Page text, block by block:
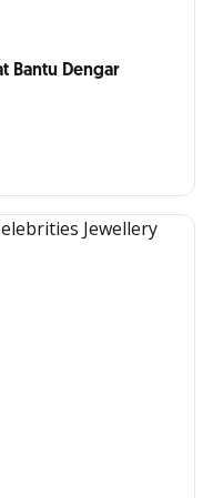
Bantu Dengar